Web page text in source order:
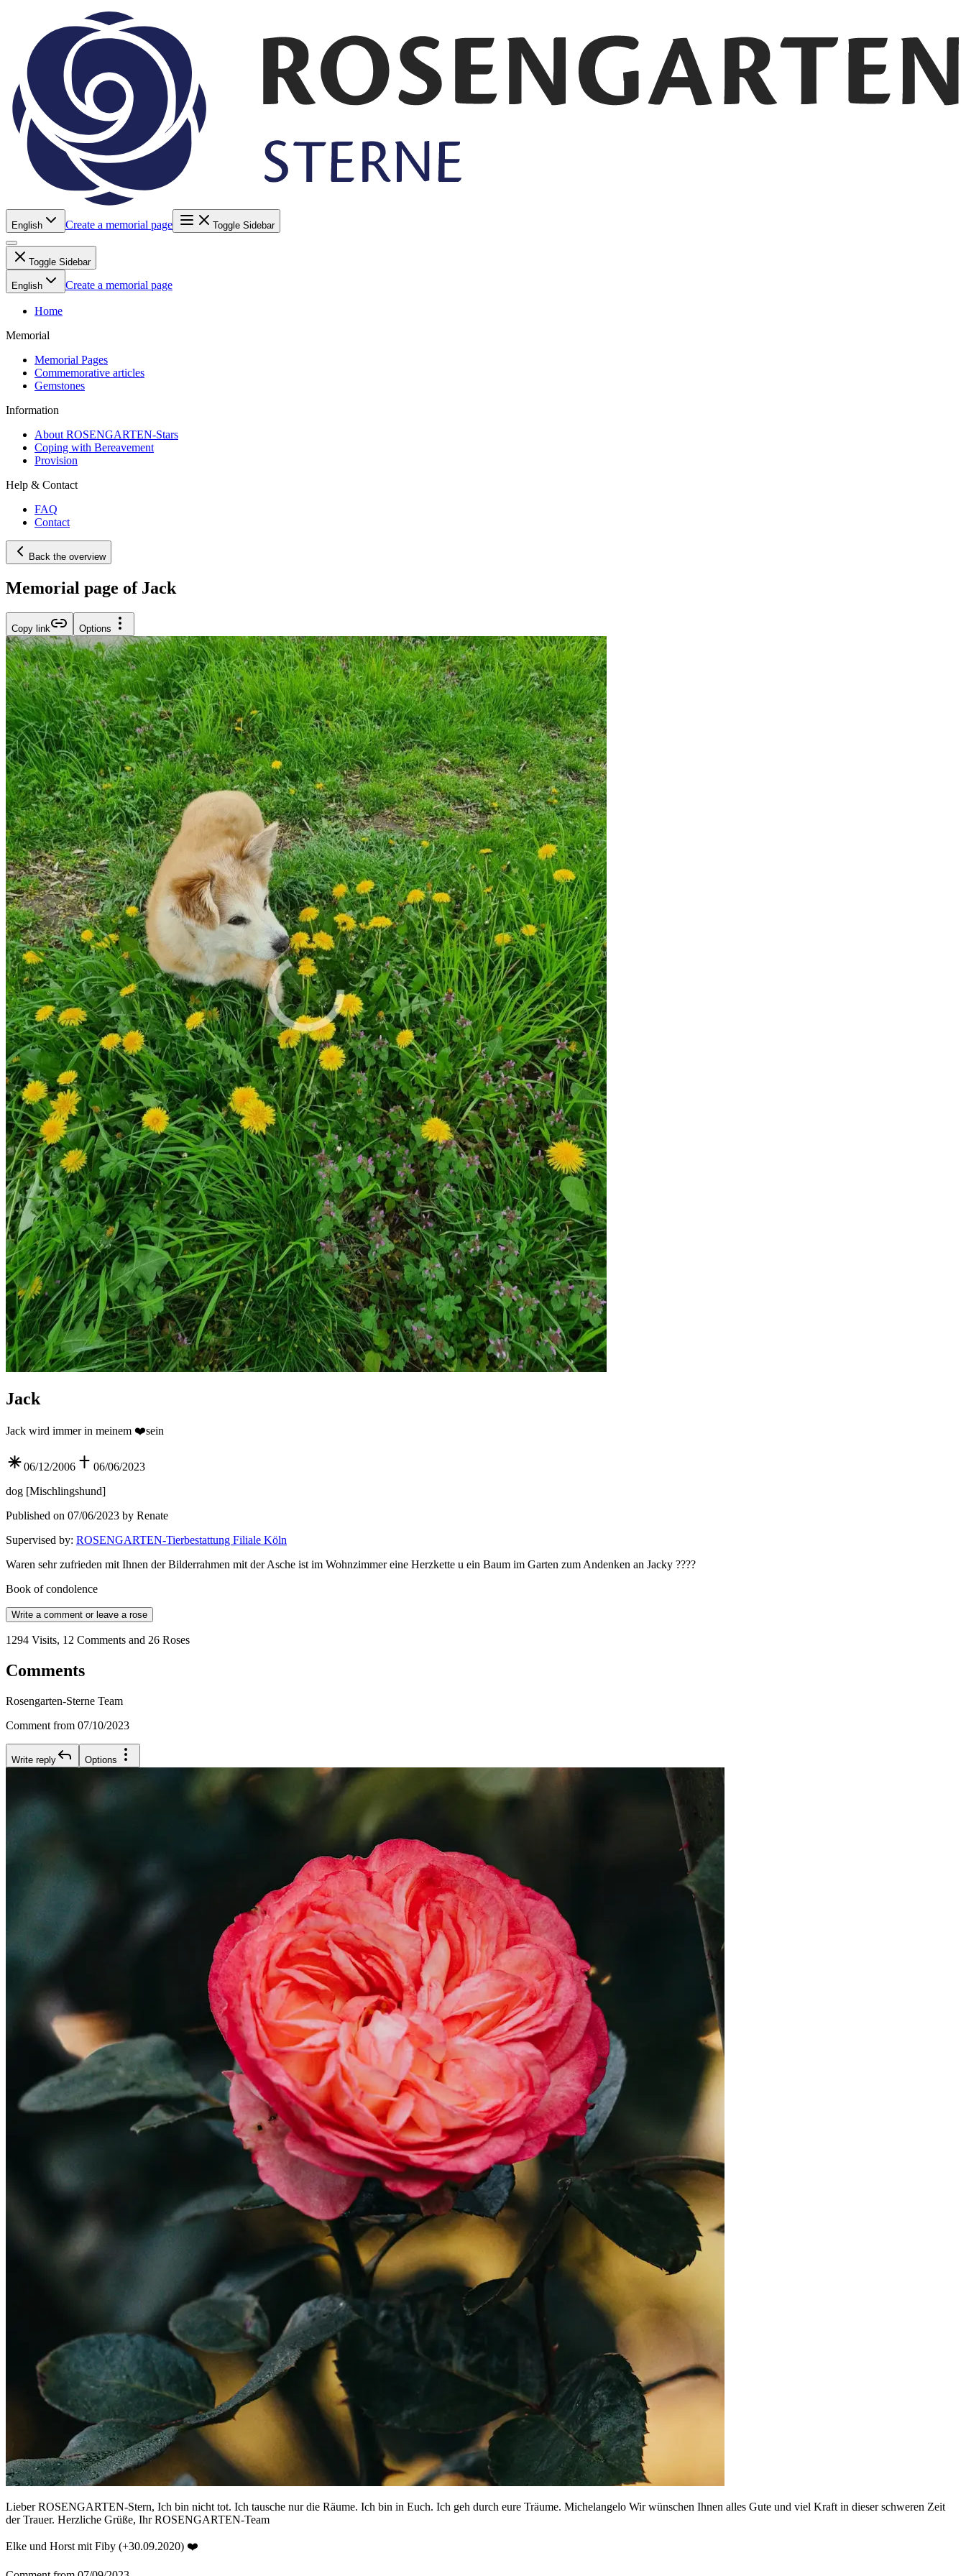
English Create a memorial page Toggle Sidebar
Toggle Sidebar
English Create a memorial page
Home
Memorial
Memorial Pages
Commemorative articles
Gemstones
Information
About ROSENGARTEN-Stars
Coping with Bereavement
Provision
Help & Contact
FAQ
Contact
Back the overview
Memorial page of Jack
Copy link Options
Jack
Jack wird immer in meinem ❤️sein
06/12/2006
06/06/2023
dog [Mischlingshund]
Published on 07/06/2023 by Renate
Supervised by: ROSENGARTEN-Tierbestattung Filiale Köln
Waren sehr zufrieden mit Ihnen der Bilderrahmen mit der Asche ist im Wohnzimmer eine Herzkette u ein Baum im Garten zum Andenken an Jacky ????
Book of condolence
Write a comment or leave a rose
1294 Visits, 12 Comments and 26 Roses
Comments
Rosengarten-Sterne Team
Comment from 07/10/2023
Write reply Options
Lieber ROSENGARTEN-Stern, Ich bin nicht tot. Ich tausche nur die Räume. Ich bin in Euch. Ich geh durch eure Träume. Michelangelo Wir wünschen Ihnen alles Gute und viel Kraft in dieser schweren Zeit
der Trauer. Herzliche Grüße, Ihr ROSENGARTEN-Team
Elke und Horst mit Fiby (+30.09.2020) ❤️